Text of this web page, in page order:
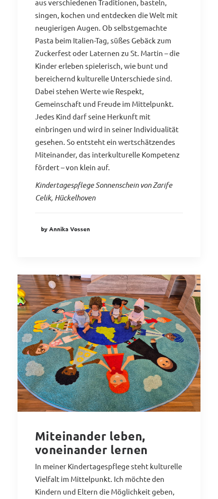
aus verschiedenen Traditionen, basteln,
singen, kochen und entdecken die Welt mit
neugierigen Augen. Ob selbstgemachte
Pasta beim Italien-Tag, süßes Gebäck zum
Zuckerfest oder Laternen zu St. Martin – die
Kinder erleben spielerisch, wie bunt und
bereichernd kulturelle Unterschiede sind.
Dabei stehen Werte wie Respekt,
Gemeinschaft und Freude im Mittelpunkt.
Jedes Kind darf seine Herkunft mit
einbringen und wird in seiner Individualität
gesehen. So entsteht ein wertschätzendes
Miteinander, das interkulturelle Kompetenz
fördert – von klein auf.
Kindertagespflege Sonnenschein von Zarife
Celik, Hückelhoven
by Annika Vossen
Miteinander leben,
voneinander lernen
In meiner Kindertagespflege steht kulturelle
Vielfalt im Mittelpunkt. Ich möchte den
Kindern und Eltern die Möglichkeit geben,